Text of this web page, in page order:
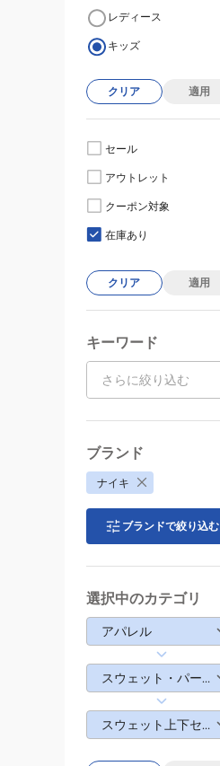
レディース
キッズ
クリア 適用
セール
アウトレット
クーポン対象
在庫あり
クリア 適用
キーワード
ブランド
ナイキ
ブランドで絞り込む
選択中のカテゴリ
アパレル
スウェット・パーカー
スウェット上下セット